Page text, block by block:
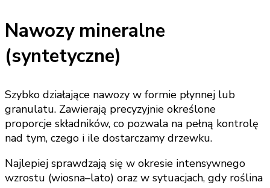
Nawozy mineralne
(syntetyczne)
Szybko działające nawozy w formie płynnej lub
granulatu. Zawierają precyzyjnie określone
proporcje składników, co pozwala na pełną kontrolę
nad tym, czego i ile dostarczamy drzewku.
Najlepiej sprawdzają się w okresie intensywnego
wzrostu (wiosna–lato) oraz w sytuacjach, gdy roślina